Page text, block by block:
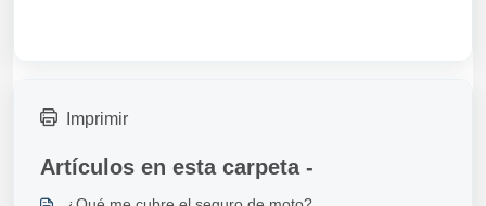
Imprimir
Artículos en esta carpeta -